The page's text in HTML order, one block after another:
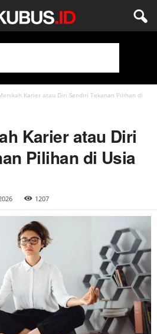
Karier atau Diri Sendiri Tekanan Pilihan di
Karier atau Diri
Pilihan di Usia
1207